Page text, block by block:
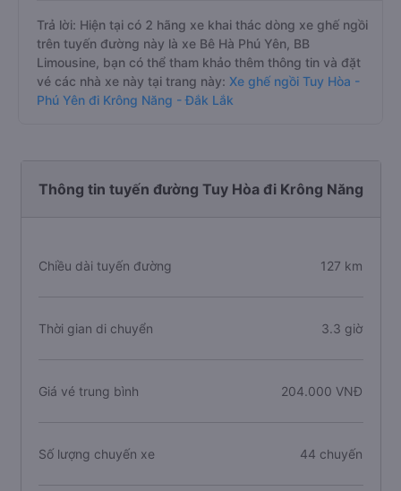
Trả lời: Hiện tại có 2 hãng xe khai thác dòng xe ghế ngồi
trên tuyến đường này là xe Bê Hà Phú Yên, BB
Limousine, bạn có thể tham khảo thêm thông tin và đặt
vé các nhà xe này tại trang này: Xe ghế ngồi Tuy Hòa -
Phú Yên đi Krông Năng - Đắk Lắk
Thông tin tuyến đường Tuy Hòa đi Krông Năng
Chiều dài tuyến đường 127 km
Thời gian di chuyển 3.3 giờ
Giá vé trung bình 204.000 VNĐ
Số lượng chuyến xe 44 chuyến